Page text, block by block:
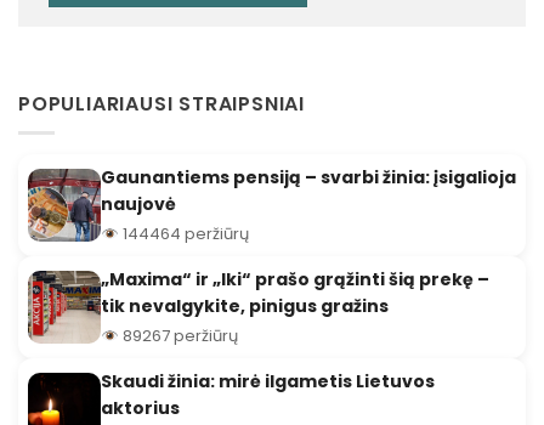
POPULIARIAUSI STRAIPSNIAI
Gaunantiems pensiją – svarbi žinia: įsigalioja
naujovė
144464 peržiūrų
„Maxima“ ir „Iki“ prašo grąžinti šią prekę –
tik nevalgykite, pinigus gražins
89267 peržiūrų
Skaudi žinia: mirė ilgametis Lietuvos
aktorius